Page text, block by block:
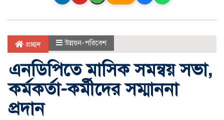
প্রচ্ছদ উন্নয়ন-পরিবেশ
এনডিপিতে মাসিক সমন্বয় সভা,
কর্মকর্তা-কর্মীদের সম্মাননা
প্রদান